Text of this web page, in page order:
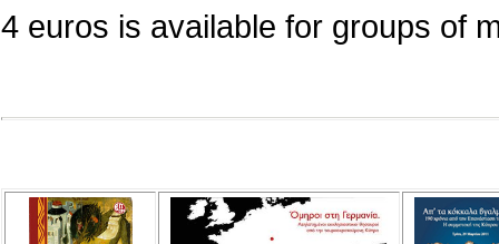
4 euros is available for groups of